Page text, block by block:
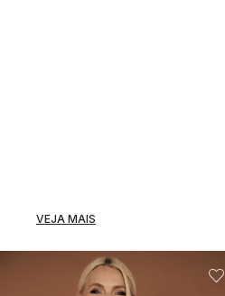
VEJA MAIS